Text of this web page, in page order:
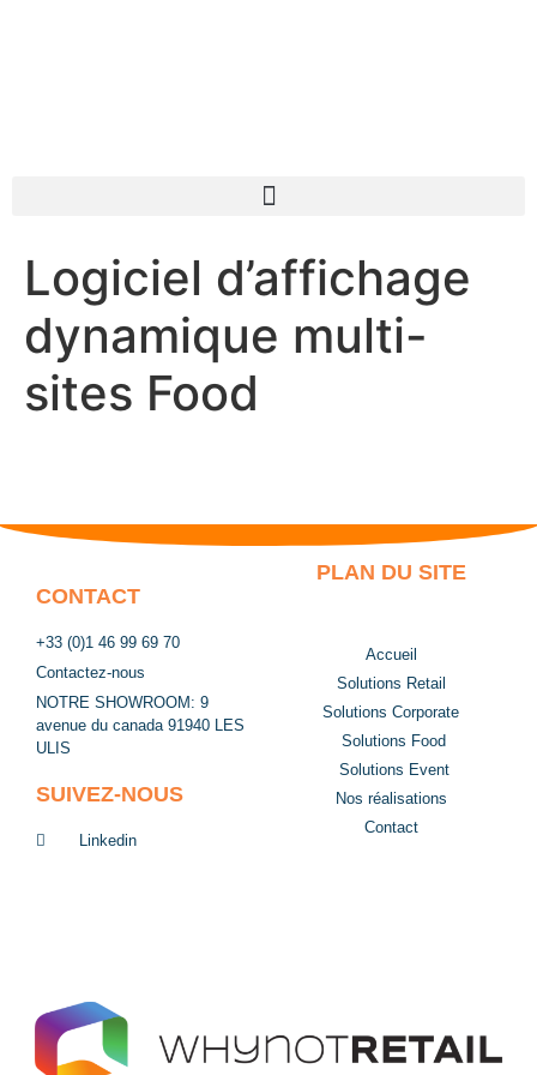
Logiciel d’affichage
dynamique multi-
sites Food
CONTACT
+33 (0)1 46 99 69 70
Contactez-nous
NOTRE SHOWROOM: 9
avenue du canada 91940 LES
ULIS
SUIVEZ-NOUS
Linkedin
PLAN DU SITE
Accueil
Solutions Retail
Solutions Corporate
Solutions Food
Solutions Event
Nos réalisations
Contact